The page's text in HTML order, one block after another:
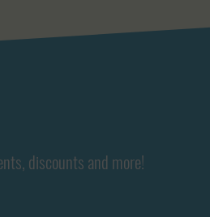
discounts and more!